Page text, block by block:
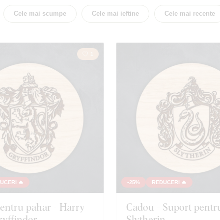
Cele mai scumpe Cele mai ieftine Cele mai recente
🔥
pahar - Harry
-25% REDUCERI 🔥
Cadou - Suport